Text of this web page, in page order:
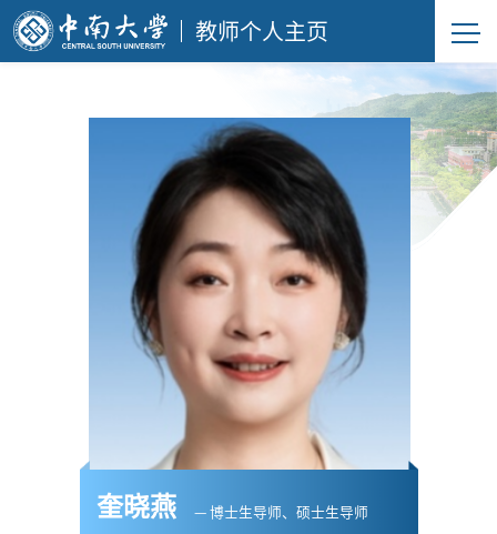
教师个人主页
奎晓燕 — 博士生导师、硕士生导师